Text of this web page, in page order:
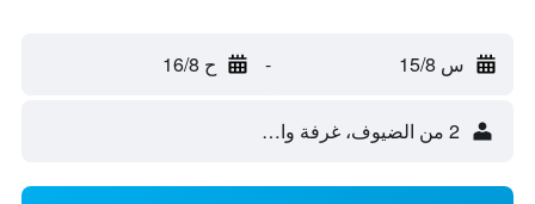
س 15/8 - ح 16/8
2 من الضيوف، غرفة واحدة